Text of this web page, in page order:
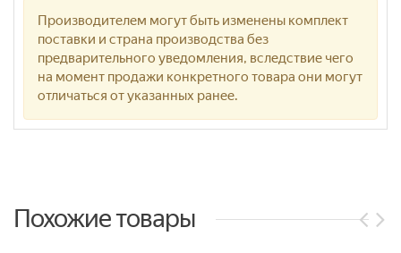
Производителем могут быть изменены комплект
поставки и страна производства без
предварительного уведомления, вследствие чего
на момент продажи конкретного товара они могут
отличаться от указанных ранее.
Похожие товары